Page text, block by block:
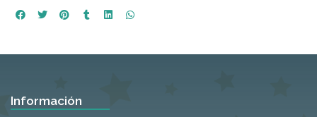
Información